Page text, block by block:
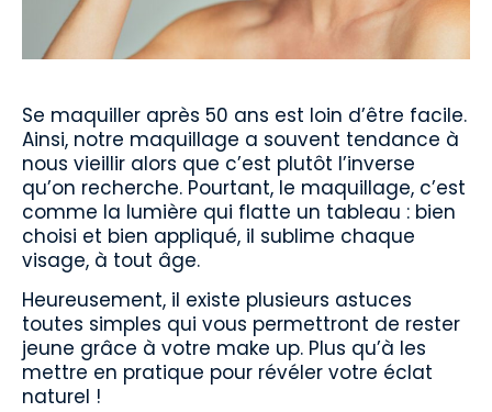
Se maquiller après 50 ans est loin d’être facile.
Ainsi, notre maquillage a souvent tendance à
nous vieillir alors que c’est plutôt l’inverse
qu’on recherche. Pourtant, le maquillage, c’est
comme la lumière qui flatte un tableau : bien
choisi et bien appliqué, il sublime chaque
visage, à tout âge.
Heureusement, il existe plusieurs astuces
toutes simples qui vous permettront de rester
jeune grâce à votre make up. Plus qu’à les
mettre en pratique pour révéler votre éclat
naturel !